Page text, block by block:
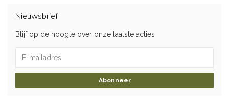
Nieuwsbrief
Blijf op de hoogte over onze laatste acties
Abonneer